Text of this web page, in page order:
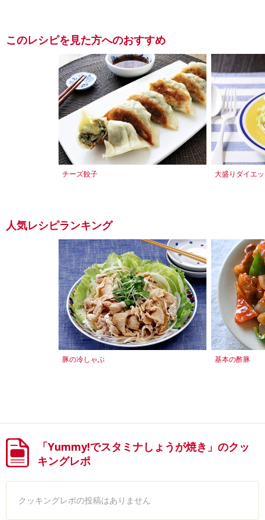
このレシピを見た方へのおすすめ
チーズ餃子 大盛りダイエ
人気レシピランキング
豚の冷しゃぶ 基本の酢豚
「Yummy!でスタミナしょうが焼き」のクッ
キングレポ
クッキングレポの投稿はありません